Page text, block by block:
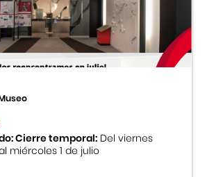
Peruano Japonés
Inmigración Japonesa
Japonés
Cierre temporal:Del viernes
miércoles 1 de julio